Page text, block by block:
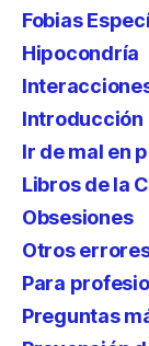
Fobias
Hipocondría
Introducción
Ir de mal en
Libros de la
Obsesiones
Otros
Para
Preguntas